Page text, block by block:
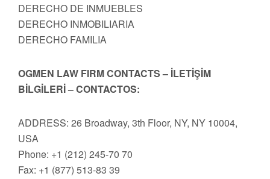
DERECHO DE INMUEBLES
DERECHO INMOBILIARIA
DERECHO FAMILIA
OGMEN LAW FIRM CONTACTS – İLETİŞİM
BİLGİLERİ – CONTACTOS:
ADDRESS: 26 Broadway, 3th Floor, NY, NY 10004,
USA
Phone: +1 (212) 245-70 70
Fax: +1 (877) 513-83 39